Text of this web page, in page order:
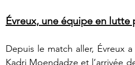
Évreux, une équipe en lutte
Depuis le match aller, Évreux
Kadri Moendadze et l’arrivée